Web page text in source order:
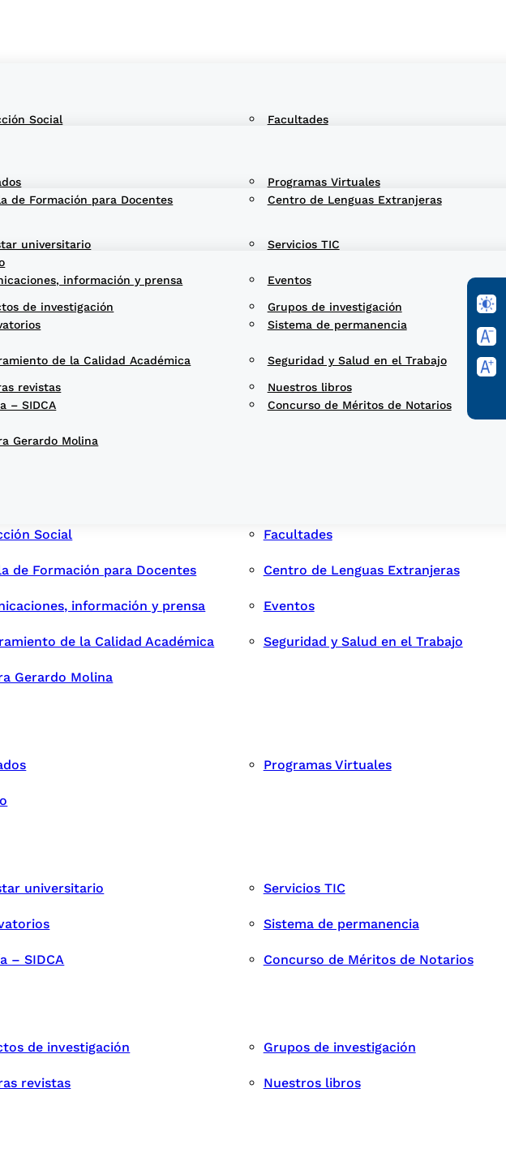
Social Facultades
de Formación para Docentes Centro de Lenguas Extranjeras
información y prensa Eventos
de la Calidad Académica Seguridad y Salud en el Trabajo
Gerardo Molina
Programas Virtuales
universitario Servicios TIC
Sistema de permanencia
– SIDCA Concurso de Méritos de Notarios
de investigación Grupos de investigación
revistas Nuestros libros
Social Facultades
de Formación para Docentes Centro de Lenguas Extranjeras
información y prensa Eventos
de la Calidad Académica Seguridad y Salud en el Trabajo
Gerardo Molina
Programas Virtuales
universitario Servicios TIC
Sistema de permanencia
– SIDCA Concurso de Méritos de Notarios
de investigación Grupos de investigación
revistas Nuestros libros